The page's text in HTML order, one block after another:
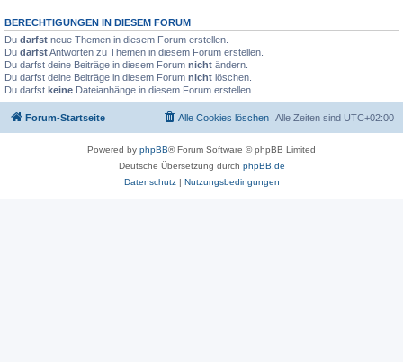
BERECHTIGUNGEN IN DIESEM FORUM
Du darfst neue Themen in diesem Forum erstellen.
Du darfstAntworten zu Themen in diesem Forum erstellen.
Du darfst deine Beiträge in diesem Forum nicht ändern.
Du darfst deine Beiträge in diesem Forum nicht löschen.
Du darfst keine Dateianhänge in diesem Forum erstellen.
Forum-Startseite Alle Zeiten sind UTC+02:00
Alle Cookies löschen
Powered by phpBB® Forum Software © phpBB Limited
Deutsche Übersetzung durch phpBB.de
Datenschutz| Nutzungsbedingungen